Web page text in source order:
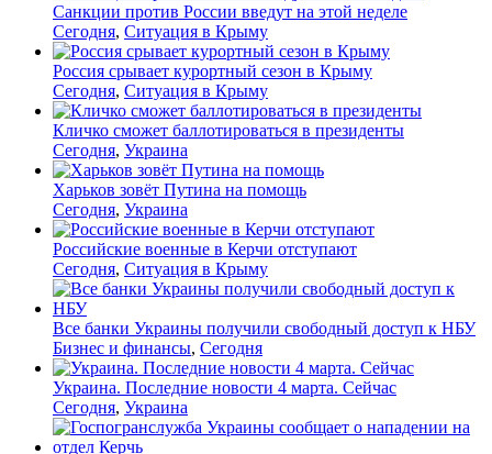
Санкции против России введут на этой неделе
Сегодня, Ситуация в Крыму
Россия срывает курортный сезон в Крыму
Сегодня, Ситуация в Крыму
Кличко сможет баллотироваться в президенты
Сегодня, Украина
Харьков зовёт Путина на помощь
Сегодня, Украина
Российские военные в Керчи отступают
Сегодня, Ситуация в Крыму
Все банки Украины получили свободный доступ к НБУ
Бизнес и финансы, Сегодня
Украина. Последние новости 4 марта. Сейчас
Сегодня, Украина